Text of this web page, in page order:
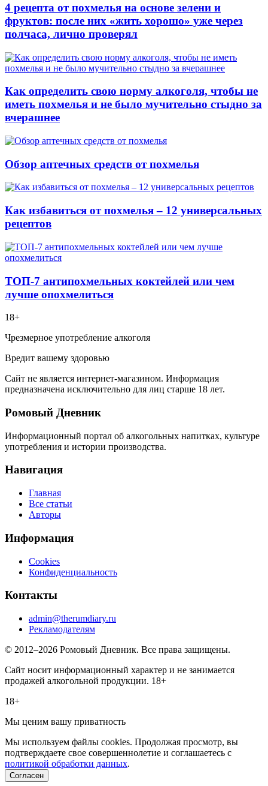
4 рецепта от похмелья на основе зелени и
фруктов: после них «жить хорошо» уже через
полчаса, лично проверял
Как определить свою норму алкоголя, чтобы не
иметь похмелья и не было мучительно стыдно за
вчерашнее
Обзор аптечных средств от похмелья
Как избавиться от похмелья – 12 универсальных
рецептов
ТОП-7 антипохмельных коктейлей или чем
лучше опохмелиться
18+
Чрезмерное употребление алкоголя
Вредит вашему здоровью
Сайт не является интернет-магазином. Информация
предназначена исключительно для лиц старше 18 лет.
Ромовый Дневник
Информационный портал об алкогольных напитках, культуре
употребления и истории производства.
Навигация
Главная
Все статьи
Авторы
Информация
Cookies
Конфиденциальность
Контакты
admin@therumdiary.ru
Рекламодателям
© 2012–2026 Ромовый Дневник. Все права защищены.
Сайт носит информационный характер и не занимается
продажей алкогольной продукции. 18+
18+
Мы ценим вашу приватность
Мы используем файлы cookies. Продолжая просмотр, вы
подтверждаете свое совершеннолетие и соглашаетесь с
политикой обработки данных.
Согласен